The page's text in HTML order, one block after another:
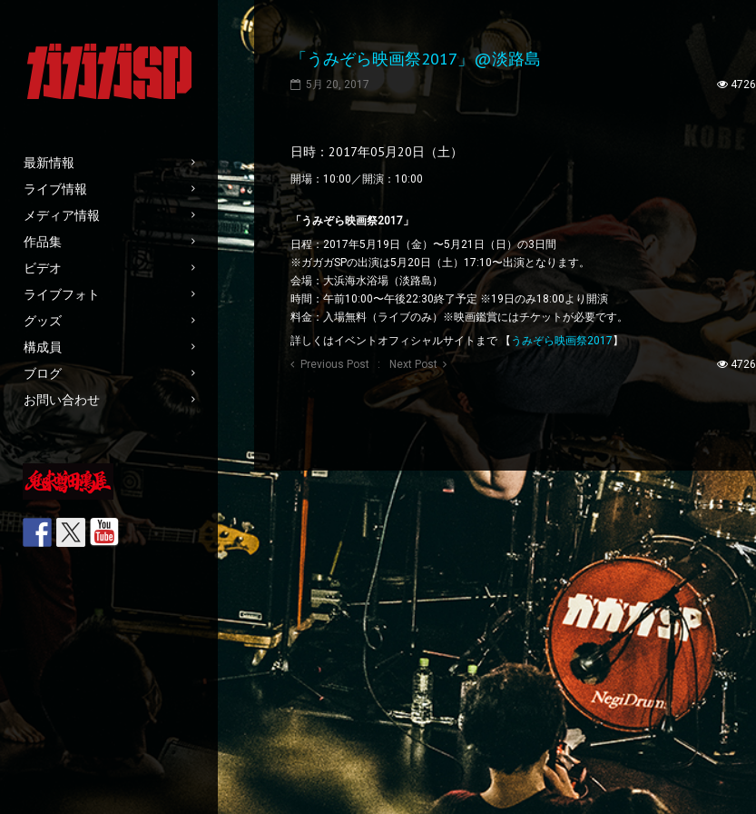
最新情報
ライブ情報
メディア情報
作品集
ビデオ
ライブフォト
グッズ
構成員
ブログ
お問い合わせ
「うみぞら映画祭2017」@淡路島
5月 20, 2017 4726
日時：2017年05月20日（土）
開場：10:00／開演：10:00
「うみぞら映画祭2017」
日程：2017年5月19日（金）〜5月21日（日）の3日間
※ガガガSPの出演は5月20日（土）17:10〜出演となります。
会場：大浜海水浴場（淡路島）
時間：午前10:00〜午後22:30終了予定 ※19日のみ18:00より開演
料金：入場無料（ライブのみ）※映画鑑賞にはチケットが必要です。
詳しくはイベントオフィシャルサイトまで 【 うみぞら映画祭2017 】
Previous Post
Next Post 4726